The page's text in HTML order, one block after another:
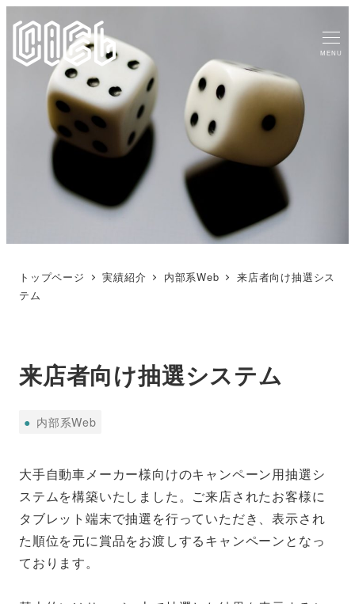
MENU
トップページ 実績紹介 内部系Web
来店者向け抽選シス
テム
来店者向け抽選システム
内
Web
● 内部系Web
大手自動車メーカー様向けのキャンペーン用抽選シ
ステムを構築いたしました。ご来店されたお客様に
タブレット端末で抽選を行っていただき、表示され
た順位を元に賞品をお渡しするキャンペーンとなっ
ております。